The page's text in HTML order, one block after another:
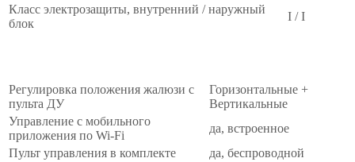
Класс электрозащиты, внутренний / наружный
блок
I / I
Регулировка положения жалюзи с
пульта ДУ
Горизонтальные +
Вертикальные
Управление c мобильного
приложения по Wi-Fi
да, встроенное
Пульт управления в комплекте
да, беспроводной